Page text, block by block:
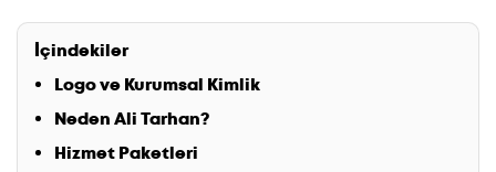
İçindekiler
Logo ve Kurumsal Kimlik
Neden Ali Tarhan?
Hizmet Paketleri